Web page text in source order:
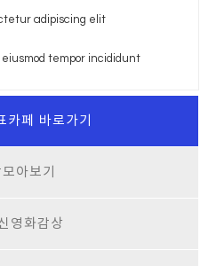
adipiscing elit
eiusmod tempor incididunt
페 바로가기
아보기
영화감상